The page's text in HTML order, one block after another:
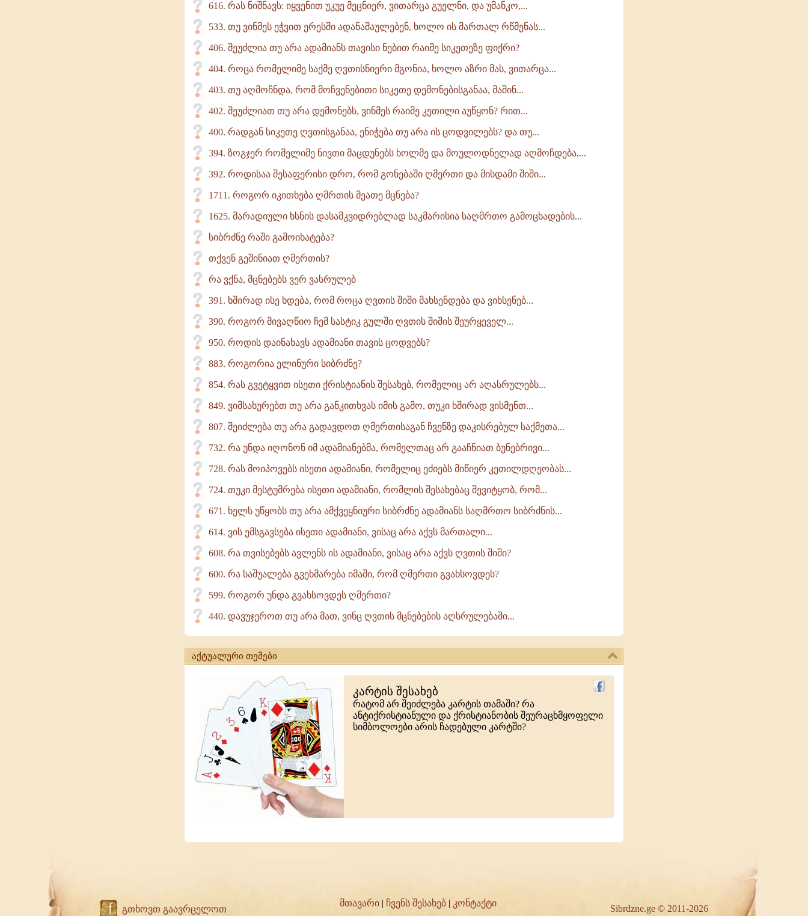
616. რას ნიშნავს: იყვენით უკუე მეცნიერ, ვითარცა გუელნი, და უმანკო,...
533. თუ ვინმეს ეჭვით ერესში ადანაშაულებენ, ხოლო ის მართალ რწმენას...
406. შეუძლია თუ არა ადამიანს თავისი ნებით რაიმე სიკეთეზე ფიქრი?
404. როცა რომელიმე საქმე ღვთისნიერი მგონია, ხოლო აზრი მას, ვითარცა...
403. თუ აღმოჩნდა, რომ მოჩვენებითი სიკეთე დემონებისგანაა, მაშინ...
402. შეუძლიათ თუ არა დემონებს, ვინმეს რაიმე კეთილი აუწყონ? რით...
400. რადგან სიკეთე ღვთისგანაა, ენიჭება თუ არა ის ცოდვილებს? და თუ...
394. ზოგჯერ რომელიმე ნივთი მაცდუნებს ხოლმე და მოულოდნელად აღმოჩდება,...
392. როდისაა შესაფერისი დრო, რომ გონებაში ღმერთი და მისდამი შიში...
1711. როგორ იკითხება ღმრთის მეათე მცნება?
1625. მარადიული ხსნის დასამკვიდრებლად საკმარისია საღმრთო გამოცხადების...
სიბრძნე რაში გამოიხატება?
თქვენ გეშინიათ ღმერთის?
რა ვქნა, მცნებებს ვერ ვასრულებ
391. ხშირად ისე ხდება, რომ როცა ღვთის შიში მახსენდება და ვიხსენებ...
390. როგორ მივაღწიო ჩემ სასტიკ გულში ღვთის შიშის შეურყეველ...
950. როდის დაინახავს ადამიანი თავის ცოდვებს?
883. როგორია ელინური სიბრძნე?
854. რას გვეტყვით ისეთი ქრისტიანის შესახებ, რომელიც არ აღასრულებს...
849. ვიმსახურებთ თუ არა განკითხვას იმის გამო, თუკი ხშირად ვისმენთ...
807. შეიძლება თუ არა გადავდოთ ღმერთისაგან ჩვენზე დაკისრებულ საქმეთა...
732. რა უნდა იღონონ იმ ადამიანებმა, რომელთაც არ გააჩნიათ ბუნებრივი...
728. რას მოიპოვებს ისეთი ადამიანი, რომელიც ეძიებს მიწიერ კეთილდღეობას...
724. თუკი მესტუმრება ისეთი ადამიანი, რომლის შესახებაც შევიტყობ, რომ...
671. ხელს უწყობს თუ არა ამქვეყნიური სიბრძნე ადამიანს საღმრთო სიბრძნის...
614. ვის ემსგავსება ისეთი ადამიანი, ვისაც არა აქვს მართალი...
608. რა თვისებებს ავლენს ის ადამიანი, ვისაც არა აქვს ღვთის შიში?
600. რა საშუალება გვეხმარება იმაში, რომ ღმერთი გვახსოვდეს?
599. როგორ უნდა გვახსოვდეს ღმერთი?
440. დავუჯეროთ თუ არა მათ, ვინც ღვთის მცნებების აღსრულებაში...
აქტუალური თემები
კარტის შესახებ
რატომ არ შეიძლება კარტის თამაში? რა
ანტიქრისტიანული და ქრისტიანობის შეურაცხმყოფელი
სიმბოლოები არის ჩადებული კარტში?
f გთხოვთ გაავრცელოთ
მთავარი | ჩვენს შესახებ | კონტაქტი
Sibrdzne.ge © 2011-2026